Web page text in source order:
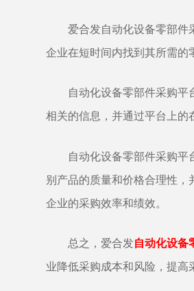
爱合发自动化设备零部件
企业在短时间内找到其所需的
自动化设备零部件采购
相关的信息，并通过平台上的
自动化设备零部件采购平
别产品的质量和价格合理性
企业的采购效率和绩效。
总之，爱合发自动化设备
业降低采购成本和风险，提高